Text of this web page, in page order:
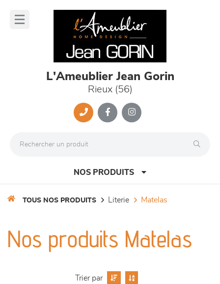
L'Ameublier Jean Gorin
Rieux (56)
NOS PRODUITS
séjours
meubles de complément
TOUS NOS PRODUITS literie matelas
Nos produits Matelas
Trier par